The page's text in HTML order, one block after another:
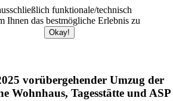
funktionale/technisch
Ihnen das bestmögliche Erlebnis zu
Okay!
vorübergehender Umzug der
Wohnhaus, Tagesstätte und ASP